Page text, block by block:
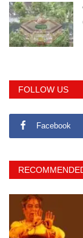
FOLLOW US
Facebook